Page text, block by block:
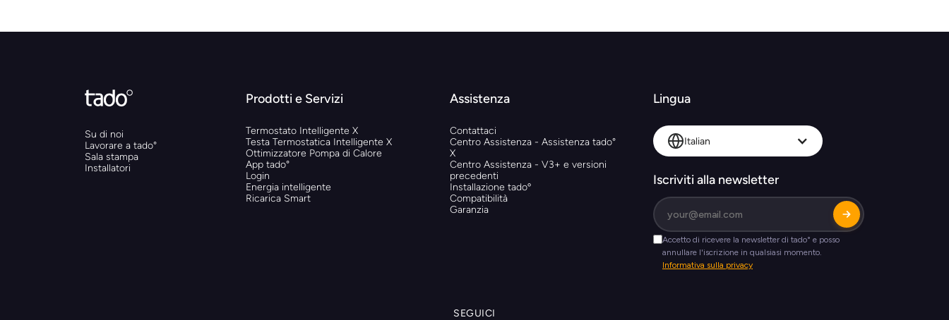
Su di noi
Lavorare a tado°
Sala stampa
Installatori
Prodotti e Servizi
Termostato Intelligente X
Testa Termostatica Intelligente X
Ottimizzatore Pompa di Calore
App tado°
Login
Energia intelligente
Ricarica Smart
Assistenza
Contattaci
Centro Assistenza - Assistenza tado°
X
Centro Assistenza - V3+ e versioni
precedenti
Installazione tadoº
Compatibilità
Garanzia
Lingua
Italian
Iscriviti alla newsletter
SEGUICI